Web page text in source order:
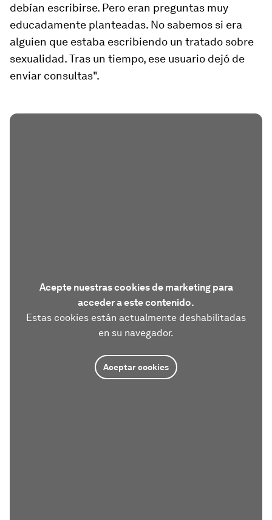
debían escribirse. Pero eran preguntas muy
educadamente planteadas. No sabemos si era
alguien que estaba escribiendo un tratado sobre
sexualidad. Tras un tiempo, ese usuario dejó de
enviar consultas".
Acepte nuestras cookies de marketing para
acceder a este contenido.
Estas cookies están actualmente deshabilitadas
en su navegador.
Aceptar cookies